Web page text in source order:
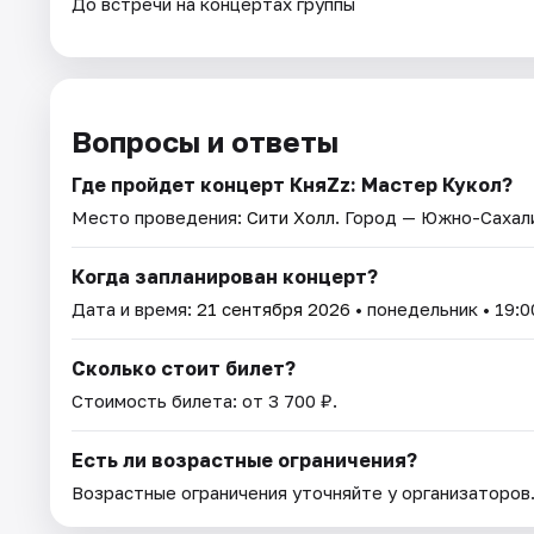
Вопросы и ответы
Где пройдет концерт КняZz: Мастер Кукол?
Место проведения: Сити Холл. Город — Южно-
Когда запланирован концерт?
Дата и время: 21 сентября 2026 • понедельник •
Сколько стоит билет?
Стоимость билета: от 3 700 ₽.
Есть ли возрастные ограничения?
Возрастные ограничения уточняйте у организаторов.